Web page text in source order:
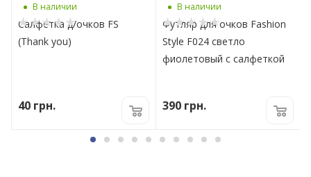
В наличии
Салфетка д/очков FS
(Thank you)
40 грн.
В наличии
Футляр для очков Fashion
Style F024 светло
фиолетовый с салфеткой
390 грн.